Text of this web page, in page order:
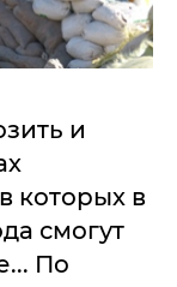
и
которых в
смогут
По